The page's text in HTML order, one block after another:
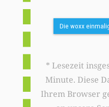
Die woxx
* Lesezeit
Minute. Diese
Ihrem Browser